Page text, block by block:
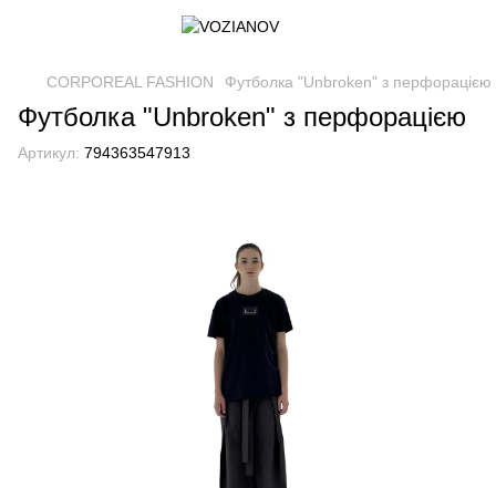
CORPOREAL FASHION Футболка "Unbroken" з перфорацією
Футболка "Unbroken" з перфорацією
Артикул: 794363547913